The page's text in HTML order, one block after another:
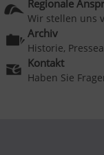
Regionale
Wir stellen uns
Archiv
Historie,
Kontakt
Haben Sie